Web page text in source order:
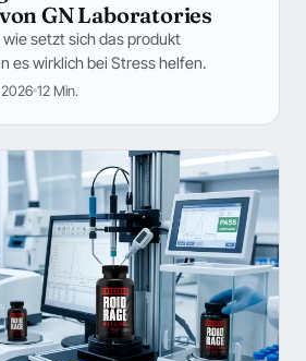
GN Laboratories
setzt sich das produkt
es wirklich bei Stress helfen.
2026 12 Min.